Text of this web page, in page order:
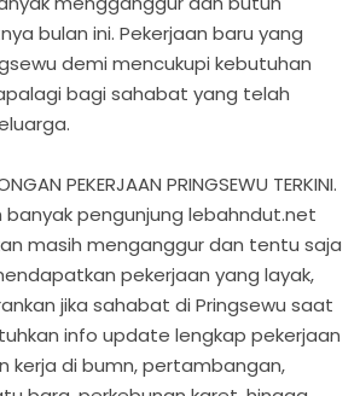
bulan ini. Pekerjaan baru yang
demi mencukupi kebutuhan
bagi sahabat yang telah
PEKERJAAN PRINGSEWU TERKINI.
banyak pengunjung lebahndut.net
masih menganggur dan tentu saja
pekerjaan yang layak,
jika sahabat di Pringsewu saat
info update lengkap pekerjaan
kerja di bumn, pertambangan,